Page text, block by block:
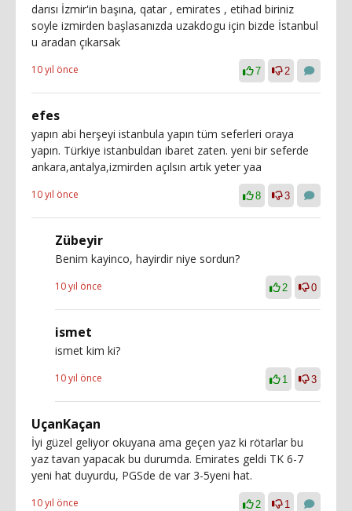
darısı İzmir'in başına, qatar , emirates , etihad biriniz
soyle izmirden başlasanızda uzakdogu için bizde İstanbul
u aradan çıkarsak
10 yıl önce 7 2
efes
yapın abi herşeyi istanbula yapın tüm seferleri oraya
yapın. Türkiye istanbuldan ibaret zaten. yeni bir seferde
ankara,antalya,izmirden açılsın artık yeter yaa
10 yıl önce 8 3
Zübeyir
Benim kayinco, hayirdir niye sordun?
10 yıl önce 2 0
ismet
ismet kim ki?
10 yıl önce 1 3
UçanKaçan
İyi güzel geliyor okuyana ama geçen yaz ki rötarlar bu
yaz tavan yapacak bu durumda. Emirates geldi TK 6-7
yeni hat duyurdu, PGSde de var 3-5yeni hat.
10 yıl önce 2 1